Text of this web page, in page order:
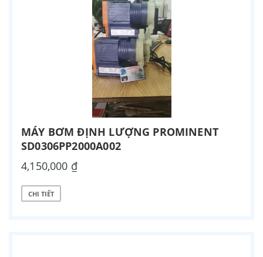
MÁY BƠM ĐỊNH LƯỢNG PROMINENT
SD0306PP2000A002
4,150,000 ₫
CHI TIẾT